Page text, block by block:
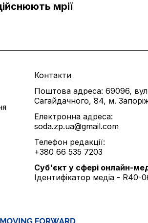
мрії
Контакти
Поштова адреса: 69096,
Сагайдачного, 84, м.
Електронна адреса:
soda.zp.ua@gmail.com
Телефон редакції:
+380 66 535 7203
Cуб'єкт у сфері онлайн-
Ідентифікатор медіа - R40-